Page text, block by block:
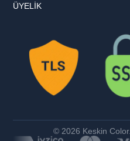
ÜYELİK
© 2026 Keskin Color.